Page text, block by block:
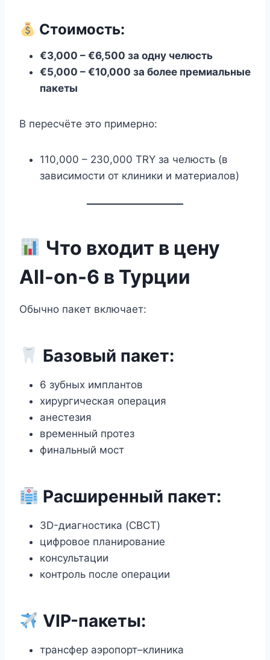
Стоимость:
€3,000 – €6,500 за одну челюсть
€5,000 – €10,000 за более премиальные
пакеты
В пересчёте это примерно:
110,000 – 230,000 TRY за челюсть (в
зависимости от клиники и материалов)
Что входит в цену
All-on-6 в Турции
Обычно пакет включает:
Базовый пакет:
6 зубных имплантов
хирургическая операция
анестезия
временный протез
финальный мост
Расширенный пакет:
3D-диагностика (CBCT)
цифровое планирование
консультации
контроль после операции
VIP-пакеты:
трансфер аэропорт–клиника